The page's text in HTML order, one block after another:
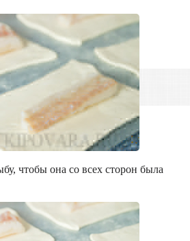
чтобы она со всех сторон была